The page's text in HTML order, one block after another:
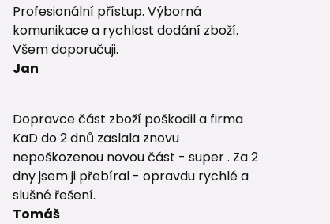
Profesionální přístup. Výborná
komunikace a rychlost dodání zboží.
Všem doporučuji.
Jan
Dopravce část zboží poškodil a firma
KaD do 2 dnů zaslala znovu
nepoškozenou novou část - super . Za 2
dny jsem ji přebíral - opravdu rychlé a
slušné řešení.
Tomáš